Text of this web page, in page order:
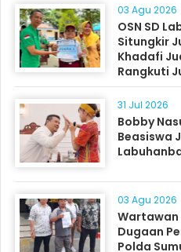
03 Agu 2026
OSN SD
Situngkir
Khadafi
Rangkuti
31 Jul 2026
Bobby
Beasiswa
03 Agu 2026
Wartawan
Dugaan
Polda